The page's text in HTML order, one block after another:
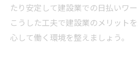
たり安定して建設業での日払いワー
こうした工夫で建設業のメリット
心して働く環境を整えましょう。